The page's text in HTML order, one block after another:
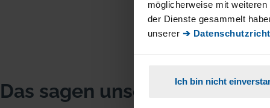
möglicherweise mit
der Dienste gesammelt
unserer ➔
Ich bin nicht
Das sagen unsere Mitglieder